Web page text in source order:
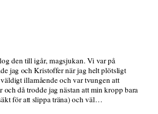
den till igår, magsjukan. Vi var på
jag och Kristoffer när jag helt plötsligt
illamående och var tvungen att
och då trodde jag nästan att min kropp bara
för att slippa träna) och väl…